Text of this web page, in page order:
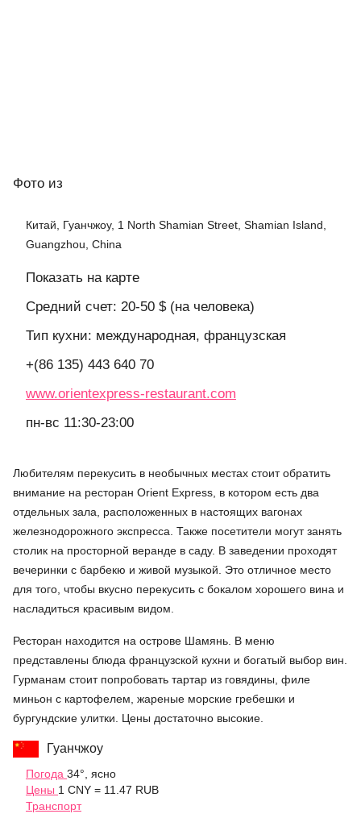
Фото из
Китай, Гуанчжоу, 1 North Shamian Street, Shamian Island,
Guangzhou, China
Показать на карте
Средний счет: 20-50 $ (на человека)
Тип кухни: международная, французская
+(86 135) 443 640 70
www.orientexpress-restaurant.com
пн-вс 11:30-23:00
Любителям перекусить в необычных местах стоит обратить
внимание на ресторан Orient Express, в котором есть два
отдельных зала, расположенных в настоящих вагонах
железнодорожного экспресса. Также посетители могут занять
столик на просторной веранде в саду. В заведении проходят
вечеринки с барбекю и живой музыкой. Это отличное место
для того, чтобы вкусно перекусить с бокалом хорошего вина и
насладиться красивым видом.
Ресторан находится на острове Шамянь. В меню
представлены блюда французской кухни и богатый выбор вин.
Гурманам стоит попробовать тартар из говядины, филе
миньон с картофелем, жареные морские гребешки и
бургундские улитки. Цены достаточно высокие.
Гуанчжоу
Погода 34°, ясно
Цены 1 CNY = 11.47 RUB
Транспорт